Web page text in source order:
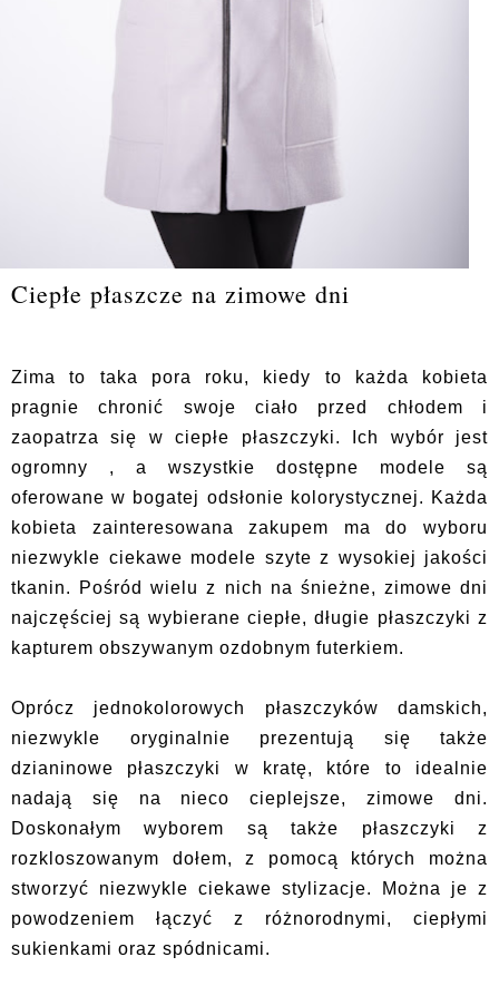
Ciepłe płaszcze na zimowe dni
Zima to taka pora roku, kiedy to każda kobieta
pragnie chronić swoje ciało przed chłodem i
zaopatrza się w ciepłe płaszczyki. Ich wybór jest
ogromny , a wszystkie dostępne modele są
oferowane w bogatej odsłonie kolorystycznej. Każda
kobieta zainteresowana zakupem ma do wyboru
niezwykle ciekawe modele szyte z wysokiej jakości
tkanin. Pośród wielu z nich na śnieżne, zimowe dni
najczęściej są wybierane ciepłe, długie płaszczyki z
kapturem obszywanym ozdobnym futerkiem.
Oprócz jednokolorowych płaszczyków damskich,
niezwykle oryginalnie prezentują się także
dzianinowe płaszczyki w kratę, które to idealnie
nadają się na nieco cieplejsze, zimowe dni.
Doskonałym wyborem są także płaszczyki z
rozkloszowanym dołem, z pomocą których można
stworzyć niezwykle ciekawe stylizacje. Można je z
powodzeniem łączyć z różnorodnymi, ciepłymi
sukienkami oraz spódnicami.